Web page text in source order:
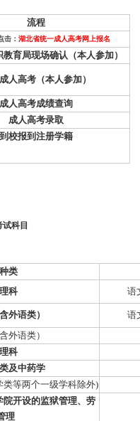
流程
击： 湖北省统一成人高考网上报名
育局现场确认（本人参加）
人高考（本人参加）
成人高考成绩查询
成人高考录取
到校报到注册学籍
科目
种类
理科 语
外语类） 语
外语类）
理科
及中药学
类等两个一级学科除外)
院开设的监狱管理、劳
理